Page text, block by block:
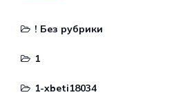
! Без рубрики
1
1-xbeti18034